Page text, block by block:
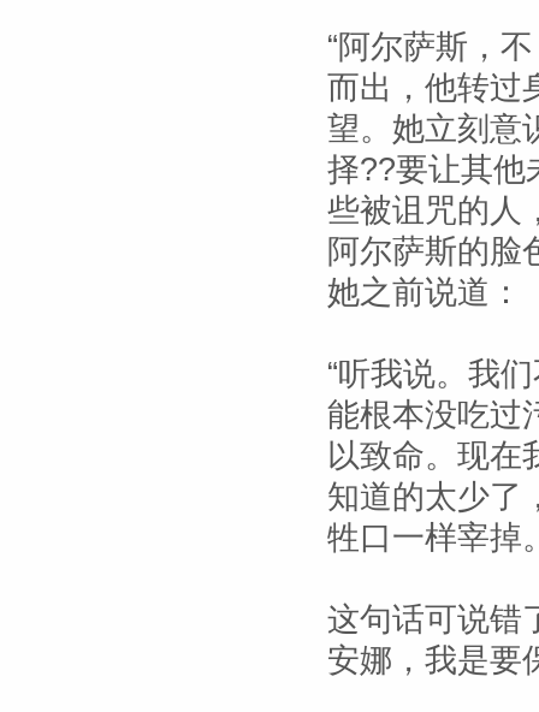
“阿尔萨斯，
而出，他转过
望。她立刻意
择??要让其他
些被诅咒的人
阿尔萨斯的脸
她之前说道：
“听我说。我
能根本没吃过
以致命。现在
知道的太少了
牲口一样宰掉
这句话可说错
安娜，我是要